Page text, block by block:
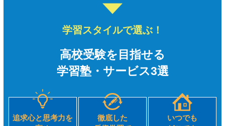
学習スタイルで選ぶ！
高校受験を目指せる
学習塾・サービス3選
追求心と思考力を
徹底した
いつでも